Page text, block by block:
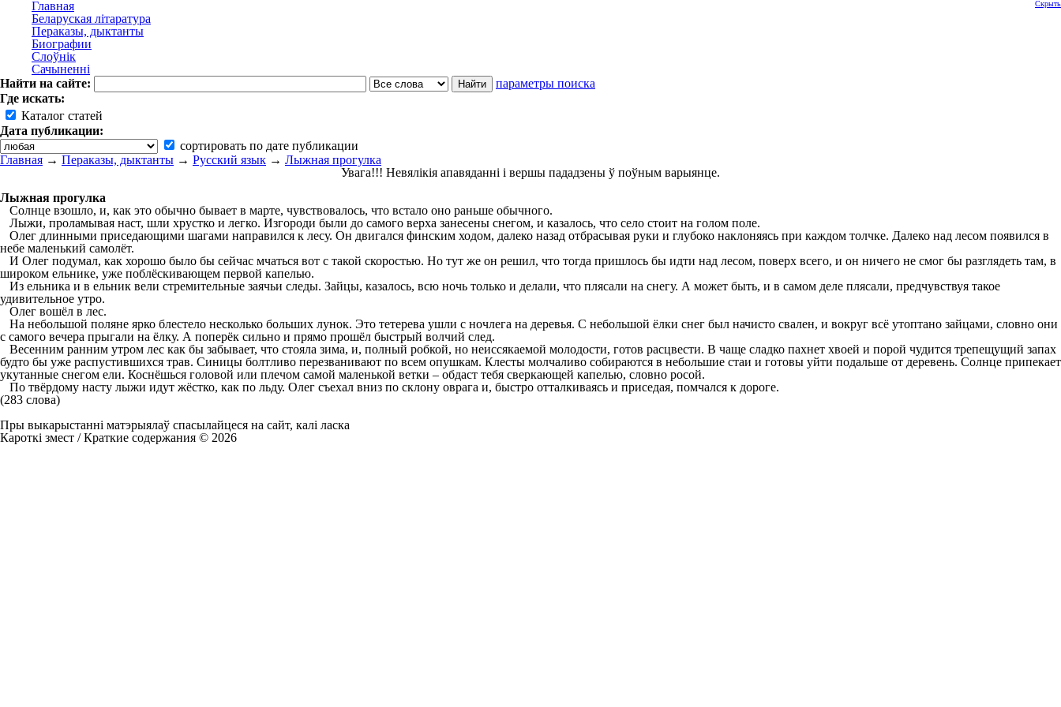
Главная
Беларуская літаратура
Пераказы, дыктанты
Биографии
Слоўнік
Сачыненні
Найти на сайте:
параметры поиска
Где искать:
Каталог статей
Дата публикации:
сортировать по дате публикации
Скрыть
Главная → Пераказы, дыктанты → Русский язык → Лыжная прогулка
Увага!!! Невялікія апавяданні і вершы пададзены ў поўным варыянце.
Лыжная прогулка
Солнце взошло, и, как это обычно бывает в марте, чувствовалось, что встало оно раньше обычного.
Лыжи, проламывая наст, шли хрустко и легко. Изгороди были до самого верха занесены снегом, и казалось, что село стоит на голом поле.
Олег длинными приседающими шагами направился к лесу. Он двигался финским ходом, далеко назад отбрасывая руки и глубоко наклоняясь при каждом толчке. Далеко над лесом появился в
небе маленький самолёт.
И Олег подумал, как хорошо было бы сейчас мчаться вот с такой скоростью. Но тут же он решил, что тогда пришлось бы идти над лесом, поверх всего, и он ничего не смог бы разглядеть там, в
широком ельнике, уже поблёскивающем первой капелью.
Из ельника и в ельник вели стремительные заячьи следы. Зайцы, казалось, всю ночь только и делали, что плясали на снегу. А может быть, и в самом деле плясали, предчувствуя такое
удивительное утро.
Олег вошёл в лес.
На небольшой поляне ярко блестело несколько больших лунок. Это тетерева ушли с ночлега на деревья. С небольшой ёлки снег был начисто свален, и вокруг всё утоптано зайцами, словно они
с самого вечера прыгали на ёлку. А поперёк сильно и прямо прошёл быстрый волчий след.
Весенним ранним утром лес как бы забывает, что стояла зима, и, полный робкой, но неиссякаемой молодости, готов расцвести. В чаще сладко пахнет хвоей и порой чудится трепещущий запах
будто бы уже распустившихся трав. Синицы болтливо перезванивают по всем опушкам. Клесты молчаливо собираются в небольшие стаи и готовы уйти подальше от деревень. Солнце припекает
укутанные снегом ели. Коснёшься головой или плечом самой маленькой ветки – обдаст тебя сверкающей капелью, словно росой.
По твёрдому насту лыжи идут жёстко, как по льду. Олег съехал вниз по склону оврага и, быстро отталкиваясь и приседая, помчался к дороге.
(283 слова)
Пры выкарыстанні матэрыялаў спасылайцеся на сайт, калі ласка
Кароткі змест / Краткие содержания © 2026